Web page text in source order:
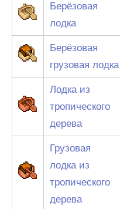
Берёзовая
лодка
Берёзовая
грузовая лодка
Лодка из
тропического
дерева
Грузовая
лодка из
тропического
дерева